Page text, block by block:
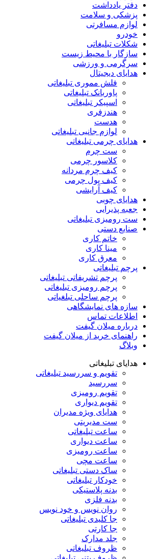
دفتر یادداشت
پزشکی و سلامت
لوازم مسافرتی
خودرو
شکلات تبلیغاتی
سازگار با محیط زیست
سرگرمی و ورزشی
هدایای دیجیتال
فلش مموری تبلیغاتی
پاوربانک تبلیغاتی
اسپیکر تبلیغاتی
هندزفری
هدست
لوازم جانبی تبلیغاتی
هدایای چرمی تبلیغاتی
ست چرم
کلاسور چرمی
کیف چرم مردانه
کیف پول چرمی
کیف آرایشی
هدایای چوبی
جعبه پذیرایی
ست رومیزی تبلیغاتی
صنایع دستی
خاتم کاری
مینا کاری
معرق کاری
پرچم تبلیغاتی
پرچم تشریفاتی تبلیغاتی
پرچم رومیزی تبلیغاتی
پرچم ساحلی تبلغیاتی
سازه های نمایشگاهی
اطلاعات تماس
درباره میلان گیفت
راهنمای خرید از میلان گیفت
وبلاگ
هدایای تبلیغاتی
تقویم و سررسید تبلیغاتی
سررسید
تقویم رومیزی
تقویم دیواری
هدایای ویژه مدیران
ست مدیریتی
ساعت تبلیغاتی
ساعت دیواری
ساعت رومیزی
ساعت مچی
ساک دستی تبلیغاتی
خودکار تبلیغاتی
بدنه پلاستیکی
بدنه فلزی
روان نویس و خود نویس
جا کلیدی تبلیغاتی
جا کارتی
جلد مدارک
ظروف تبلیغاتی